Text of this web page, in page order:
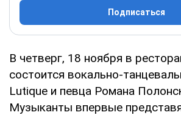
Подписаться
В четверг, 18 ноября в
состоится вокально-
Lutique и певца Романа
Музыканты впервые